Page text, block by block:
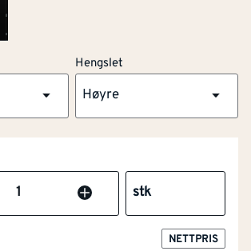
Hengslet
Høyre
Antall stk
NETTPRIS